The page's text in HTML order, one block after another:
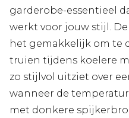
garderobe-essentieel
werkt voor jouw stijl.
het gemakkelijk om te
truien tijdens koelere
zo stijlvol uitziet over
wanneer de
met donkere